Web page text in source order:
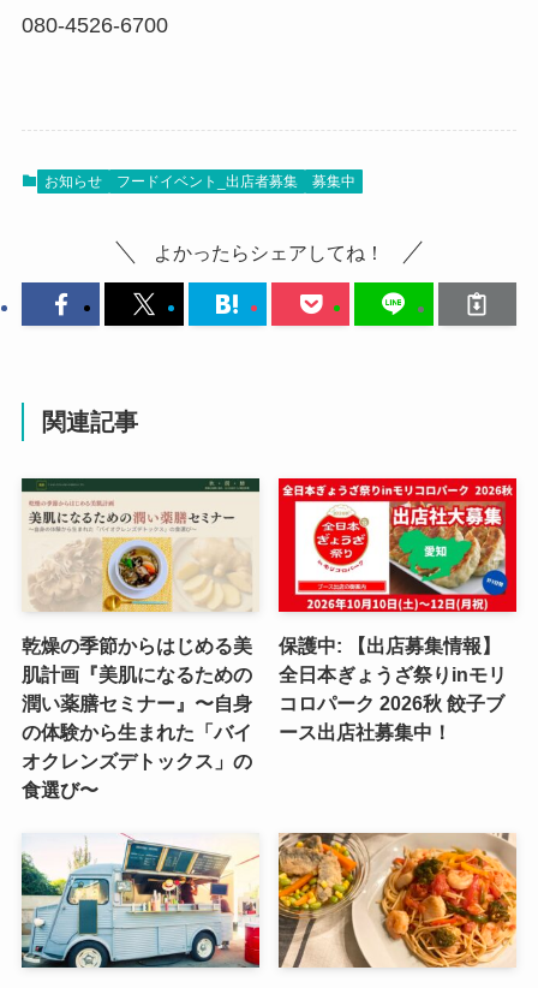
080-4526-6700
お知らせ フードイベント_出店者募集 募集中
よかったらシェアしてね！
関連記事
乾燥の季節からはじめる美
肌計画『美肌になるための
潤い薬膳セミナー』〜自身
の体験から生まれた「バイ
オクレンズデトックス」の
食選び〜
保護中: 【出店募集情報】
全日本ぎょうざ祭りinモリ
コロパーク 2026秋 餃子ブ
ース出店社募集中！